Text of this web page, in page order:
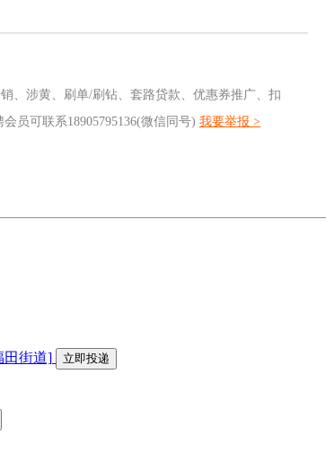
、涉黄、刷单/刷钻、套路贷款、优惠券推广、扣
员可联系18905795136(微信同号) 我要举报 >
田街道] 立即投递